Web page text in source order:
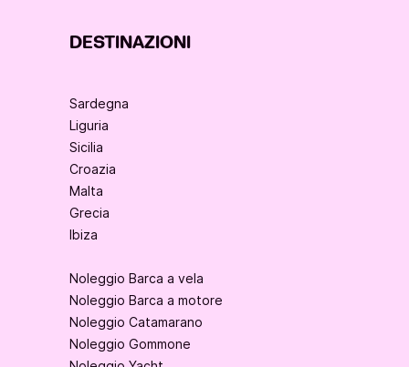
DESTINAZIONI
Sardegna
Liguria
Sicilia
Croazia
Malta
Grecia
Ibiza
Noleggio Barca a vela
Noleggio Barca a motore
Noleggio Catamarano
Noleggio Gommone